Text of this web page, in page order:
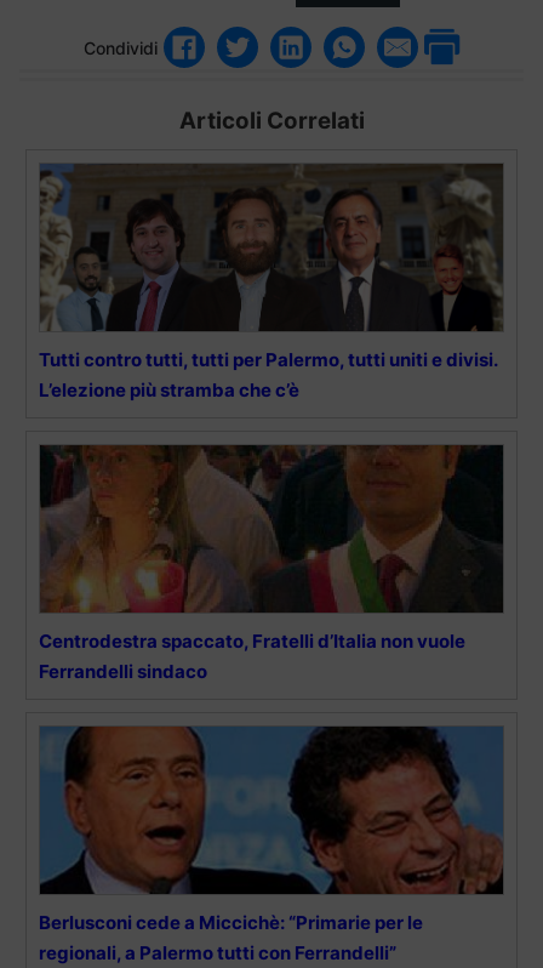
Condividi
Articoli Correlati
Tutti contro tutti, tutti per Palermo, tutti uniti e divisi.
L’elezione più stramba che c’è
Centrodestra spaccato, Fratelli d’Italia non vuole
Ferrandelli sindaco
Berlusconi cede a Miccichè: “Primarie per le
regionali, a Palermo tutti con Ferrandelli”